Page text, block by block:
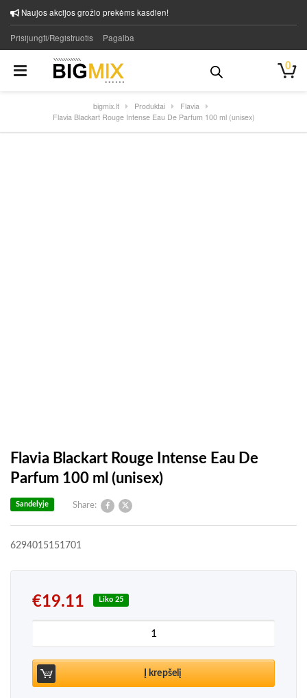
Naujos akcijos grožio prekėms kasdien!
Prisijungti/Registruotis Pagalba
0
bigmix.lt Produktai
Flavia
Flavia Blackart Rouge Intense Eau De Parfum 100 ml (unisex)
Flavia Blackart Rouge Intense Eau De
Parfum 100 ml (unisex)
Share:
Sandelyje
6294015151701
€19.11 Liko 25
produkto kiekis: Flavia Blackart Rouge Intense
Į krepšelį